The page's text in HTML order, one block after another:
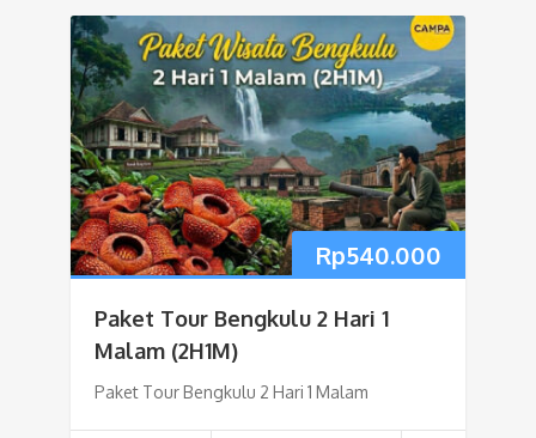
Rp540.000
Paket Tour Bengkulu 2 Hari 1
Malam (2H1M)
Paket Tour Bengkulu 2 Hari 1 Malam